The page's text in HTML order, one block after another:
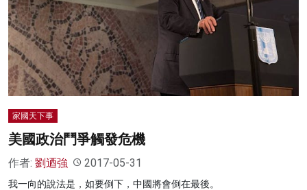
家國天下事
美國政治鬥爭觸發危機
作者: 劉迺強 2017-05-31
我一向的說法是，如要倒下，中國將會倒在最後。